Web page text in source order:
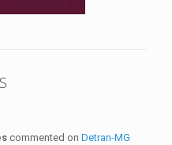
commented on Detran-MG